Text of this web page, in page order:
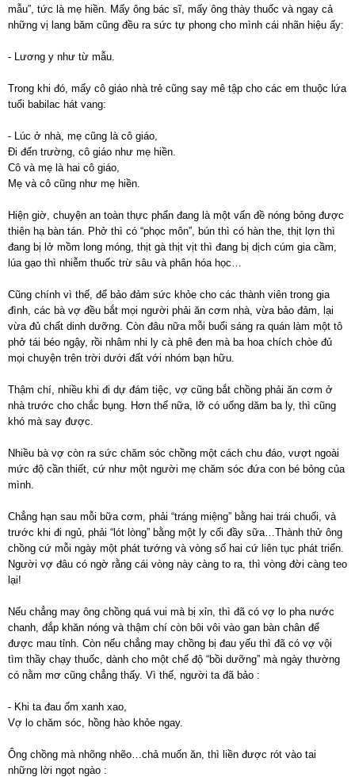
mẫu”, tức là mẹ hiền. Mấy ông bác sĩ, mấy ông thày thuốc và ngay cả
những vị lang băm cũng đều ra sức tự phong cho mình cái nhãn hiệu ấy:
- Lương y như từ mẫu.
Trong khi đó, mấy cô giáo nhà trẻ cũng say mê tập cho các em thuộc lứa
tuổi babilac hát vang:
- Lúc ở nhà, mẹ cũng là cô giáo,
Đi đến trường, cô giáo như mẹ hiền.
Cô và mẹ là hai cô giáo,
Mẹ và cô cũng như mẹ hiền.
Hiện giờ, chuyện an toàn thực phẩn đang là một vấn đề nóng bỏng được
thiên hạ bàn tán. Phở thì có “phọc môn”, bún thì có hàn the, thịt lợn thì
đang bị lở mồm long móng, thịt gà thịt vịt thì đang bị dịch cúm gia cầm,
lúa gạo thì nhiễm thuốc trừ sâu và phân hóa học…
Cũng chính vì thế, để bảo đảm sức khỏe cho các thành viên trong gia
đình, các bà vợ đều bắt mọi người phải ăn cơm nhà, vừa bảo đảm, lại
vừa đủ chất dinh dưỡng. Còn đâu nữa mỗi buổi sáng ra quán làm một tô
phở tái béo ngậy, rồi nhâm nhi ly cà phê đen mà ba hoa chích chòe đủ
mọi chuyện trên trời dưới đất với nhóm bạn hữu.
Thậm chí, nhiều khi đi dự đám tiệc, vợ cũng bắt chồng phải ăn cơm ở
nhà trước cho chắc bụng. Hơn thế nữa, lỡ có uống dăm ba ly, thì cũng
khó mà say được.
Nhiều bà vợ còn ra sức chăm sóc chồng một cách chu đáo, vượt ngoài
mức độ cần thiết, cứ như một người mẹ chăm sóc đứa con bé bỏng của
mình.
Chẳng hạn sau mỗi bữa cơm, phải “tráng miệng” bằng hai trái chuối, và
trước khi đi ngủ, phải “lót lòng” bằng một ly cối đầy sữa…Thành thử ông
chồng cứ mỗi ngày một phát tướng và vòng số hai cứ liên tục phát triển.
Người vợ đâu có ngờ rằng cái vòng này càng to ra, thì vòng đời càng teo
lại!
Nếu chẳng may ông chồng quá vui mà bị xỉn, thì đã có vợ lo pha nước
chanh, đắp khăn nóng và thậm chí còn bôi vôi vào gan bàn chân để
được mau tỉnh. Còn nếu chẳng may chồng bị đau yếu thì đã có vợ vội
tìm thầy chạy thuốc, dành cho một chế độ “bồi dưỡng” mà ngày thường
có nằm mơ cũng chẳng thấy. Vì thế, người ta đã bảo :
- Khi ta đau ốm xanh xao,
Vợ lo chăm sóc, hồng hào khỏe ngay.
Ông chồng mà nhõng nhẽo…chả muốn ăn, thì liền được rót vào tai
những lời ngọt ngào :